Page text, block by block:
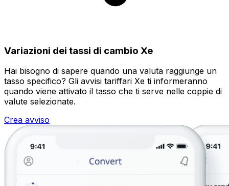
Variazioni dei tassi di cambio Xe
Hai bisogno di sapere quando una valuta raggiunge un
tasso specifico? Gli avvisi tariffari Xe ti informeranno
quando viene attivato il tasso che ti serve nelle coppie di
valute selezionate.
Crea avviso